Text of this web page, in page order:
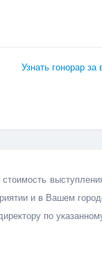
Узнать гонорар за
и в Вашем
по